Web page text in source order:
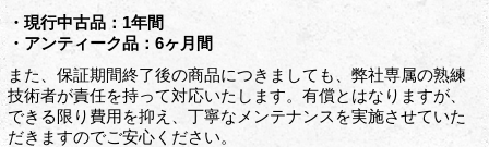
・現行中古品：1年間
・アンティーク品：6ヶ月間
また、保証期間終了後の商品につきましても、弊社専属の熟練
技術者が責任を持って対応いたします。有償とはなりますが、
できる限り費用を抑え、丁寧なメンテナンスを実施させていた
だきますのでご安心ください。